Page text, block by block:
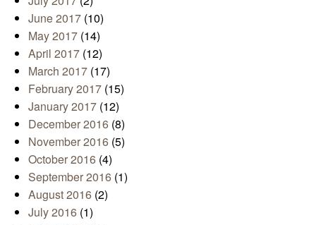
June 2017 (10)
May 2017 (14)
April 2017 (12)
March 2017 (17)
February 2017 (15)
January 2017 (12)
December 2016 (8)
November 2016 (5)
October 2016 (4)
September 2016 (1)
August 2016 (2)
July 2016 (1)